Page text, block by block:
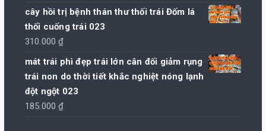
cây hồi trị bệnh thán thư thối trái Đốm lá
thối cuống trái 023
310.000₫
mát trái phì đẹp trái lớn cân đối giảm rụng
trái non do thời tiết khắc nghiệt nóng lạnh
đột ngột 023
185.000₫